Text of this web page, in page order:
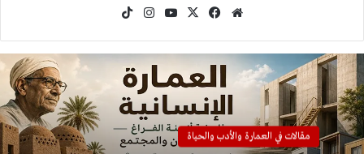
موقع
فيسبوك
‫X
‫YouTubeانستقرام
مقالات في العمارة والأدب والحياة